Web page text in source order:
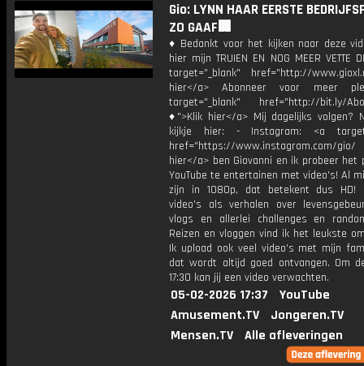
Gio: LYNN HAAR EERSTE
ZO GAAF🏢
♦ Bedankt voor het kijken naar deze
hier mijn TRUIEN EN NOG MEER VETTE
target="_blank" href="http://
hier</a> Abonneer voor meer
target="_blank" href="http://bit.ly/
♦">Klik hier</a> Mij dagelijks volgen?
kijkje hier: - Instagram: <a
href="https://www.instagram.com/
hier</a> ben Giovanni en ik probeer het
YouTube te entertainen met video's! Al
zijn in 1080p, dat betekent dus HD!
video's als verhalen over
vlogs en allerlei challenges en
Reizen en vloggen vind ik het leukste
Ik upload ook veel video's met mijn
dat wordt altijd goed ontvangen. Om
17:30 kan jij een video verwachten.
05-02-2026 17:37
YouTube
Amusement.TV
Jongeren.TV
Mensen.TV
Alle afleveringen